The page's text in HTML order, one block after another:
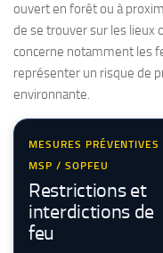
ouvert en forêt ou à
de se trouver sur les lieux
concerne notamment les
représenter un risque de
environnante.
MESURES PRÉVENTIVES
MSP / SOPFEU
Restrictions et
interdictions de
feu